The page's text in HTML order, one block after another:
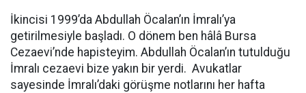
İkincisi 1999’da Abdullah Öcalan’ın İmralı’ya
getirilmesiyle başladı. O dönem ben hâlâ Bursa
Cezaevi’nde hapisteyim. Abdullah Öcalan’ın tutulduğu
İmralı cezaevi bize yakın bir yerdi. Avukatlar
sayesinde İmralı’daki görüşme notlarını her hafta